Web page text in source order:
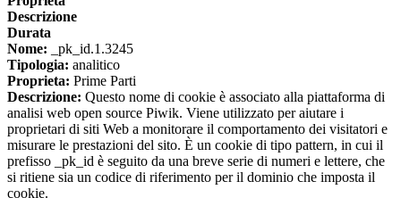
Descrizione
Durata
Nome: _pk_id.1.3245
Tipologia: analitico
Proprieta: Prime Parti
Descrizione: Questo nome di cookie è associato alla piattaforma di
analisi web open source Piwik. Viene utilizzato per aiutare i
proprietari di siti Web a monitorare il comportamento dei visitatori e
misurare le prestazioni del sito. È un cookie di tipo pattern, in cui il
prefisso _pk_id è seguito da una breve serie di numeri e lettere, che
si ritiene sia un codice di riferimento per il dominio che imposta il
cookie.